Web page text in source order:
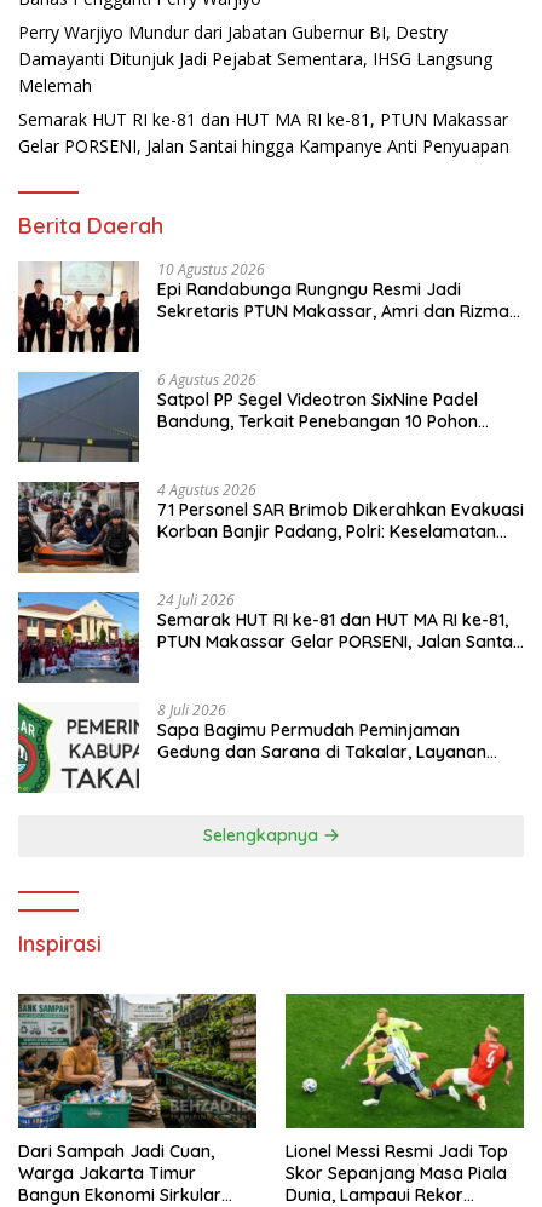
Perry Warjiyo Mundur dari Jabatan Gubernur BI, Destry
Damayanti Ditunjuk Jadi Pejabat Sementara, IHSG Langsung
Melemah
Semarak HUT RI ke-81 dan HUT MA RI ke-81, PTUN Makassar
Gelar PORSENI, Jalan Santai hingga Kampanye Anti Penyuapan
Berita Daerah
10 Agustus 2026
Epi Randabunga Rungngu Resmi Jadi
Sekretaris PTUN Makassar, Amri dan Rizma
6 Agustus 2026
Satpol PP Segel Videotron SixNine Padel
Bandung, Terkait Penebangan 10 Pohon
4 Agustus 2026
71 Personel SAR Brimob Dikerahkan Evakuasi
Korban Banjir Padang, Polri: Keselamatan
24 Juli 2026
Semarak HUT RI ke-81 dan HUT MA RI ke-81,
PTUN Makassar Gelar PORSENI, Jalan Santai
8 Juli 2026
Sapa Bagimu Permudah Peminjaman
Gedung dan Sarana di Takalar, Layanan
Selengkapnya
Inspirasi
Dari Sampah Jadi Cuan,
Warga Jakarta Timur
Bangun Ekonomi Sirkular
Lionel Messi Resmi Jadi Top
Skor Sepanjang Masa Piala
Dunia, Lampaui Rekor